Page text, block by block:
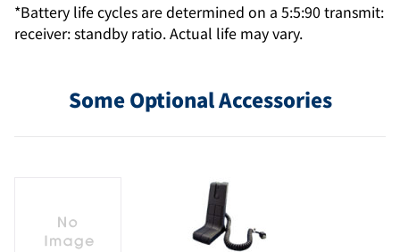
*Battery life cycles are determined on a 5:5:90 transmit:
receiver: standby ratio. Actual life may vary.
Some Optional Accessories